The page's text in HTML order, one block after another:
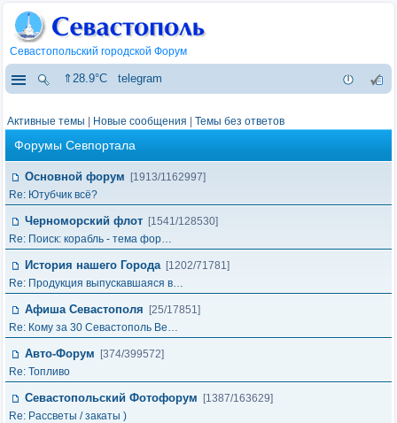
Севастопольский городской Форум
⇑28.9°C telegram
Активные темы Новые сообщения Темы без ответов
Форумы Севпортала
Основной форум
[1913/1162997]
Re: Ютубчик всё?
Черноморский флот [1541/128530]
Re: Поиск: корабль - тема фор…
История нашего Города [1202/71781]
Re: Продукция выпускавшаяся в…
Афиша Севастополя
[25/17851]
Re: Кому за 30 Севастополь Ве…
Авто-Форум
[374/399572]
Re: Топливо
Севастопольский Фотофорум
[1387/163629]
Re: Рассветы / закаты )